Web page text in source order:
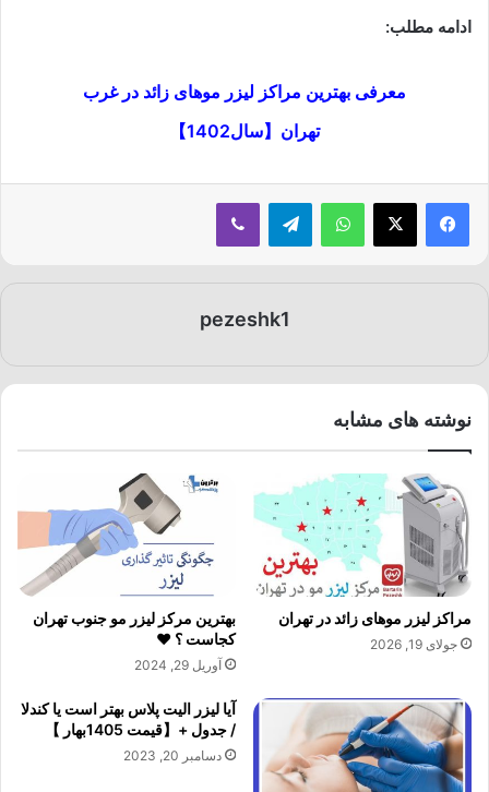
ادامه مطلب:
معرفی بهترین مراکز لیزر موهای زائد در غرب
تهران【سال1402】
فیسبوکایکس واتس آپ تلگرام وایبر
pezeshk1
نوشته های مشابه
مراکز لیزر موهای زائد در تهران
جولای 19, 2026
بهترین مرکز لیزر مو جنوب تهران
کجاست ؟ ❤️
آوریل 29, 2024
آیا لیزر الیت پلاس بهتر است یا کندلا
/ جدول +【قیمت 1405بهار 】
دسامبر 20, 2023